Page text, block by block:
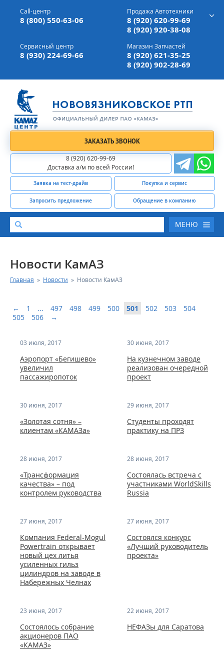
г. Вязники,ул. Механизаторов, д 90
Доставка а/м,по всей России
Call-центр
8 (800) 550-63-06
Продажа Автотехники
8 (920) 620-99-69
8 (920) 920-38-08
Сервисный центр
8 (930) 224-69-66
Магазин Запчастей
8 (920) 621-35-25
8 (920) 902-28-69
ЗАКАЗАТЬ ЗВОНОК
8 (920) 620-99-69
Доставка а/м по всей России!
Заявка на тест-драйв Покупка и сервис
Запросить предложение Обращение в компанию
МЕНЮ
КАТАЛОГ АВТОТЕХНИКИ
СЕРВИС И ГАРАНТИЙНЫЕ ОБЯЗАТЕЛЬСТВА
РЕМОНТ ДВИГАТЕЛЕЙ КАМАЗ
Новости КамАЗ
Главная » Новости » Новости КамАЗ
← 1 ... 497 498 499 500 501 502 503
504
505
506 →
03 июля, 2017
Аэропорт «Бегишево»
увеличил
пассажиропоток
30 июня, 2017
На кузнечном заводе
реализован очередной
проект
30 июня, 2017
«Золотая сотня» –
клиентам «КАМАЗа»
29 июня, 2017
Студенты проходят
практику на ПРЗ
28 июня, 2017
«Трансформация
качества» – под
контролем руководства
28 июня, 2017
Состоялась встреча с
участниками WorldSkills
Russia
27 июня, 2017
Компания Federal-Mogul
Powertrain открывает
новый цех литья
усиленных гильз
цилиндров на заводе в
Набережных Челнах
27 июня, 2017
Состоялся конкурс
«Лучший руководитель
проекта»
23 июня, 2017
Состоялось собрание
акционеров ПАО
«КАМАЗ»
22 июня, 2017
НЕФАЗы для Саратова